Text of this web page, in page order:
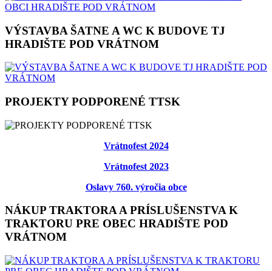
VÝSTAVBA ŠATNE A WC K BUDOVE TJ
HRADIŠTE POD VRÁTNOM
PROJEKTY PODPORENÉ TTSK
Vrátnofest 2024
Vrátnofest 2023
Oslavy 760. výročia obce
NÁKUP TRAKTORA A PRÍSLUŠENSTVA K
TRAKTORU PRE OBEC HRADIŠTE POD
VRÁTNOM